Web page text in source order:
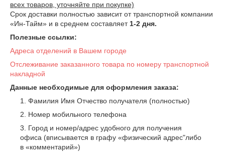
всех товаров, уточняйте при покупке)
Срок доставки полностью зависит от транспортной компании
«Ин-Тайм» и в среднем составляет 1-2 дня.
Полезные ссылки:
Адреса отделений в Вашем городе
Отслеживание заказанного товара по номеру транспортной
накладной
Данные необходимые для оформления заказа:
Фамилия Имя Отчество получателя (полностью)
Номер мобильного телефона
Город и номер/адрес удобного для получения
офиса (вписывается в графу «физический адрес"либо
в «комментарий»)